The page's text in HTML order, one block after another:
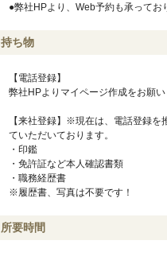
●弊社HPより、Web予約も承ってお
持ち物
【電話登録】
弊社HPよりマイページ作成をお願
【来社登録】※現在は、電話登録を
ていただいております。
・印鑑
・免許証など本人確認書類
・職務経歴書
※履歴書、写真は不要です！
所要時間